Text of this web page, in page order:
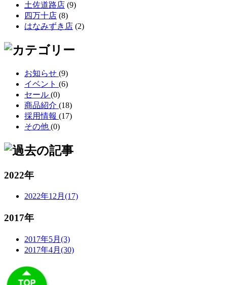
土佐道路店 (9)
四万十店 (8)
はなみずき店 (2)
お知らせ (9)
イベント (6)
セール (0)
商品紹介 (18)
採用情報 (17)
その他 (0)
2022年
2022年12月(17)
2017年
2017年5月(3)
2017年4月(30)